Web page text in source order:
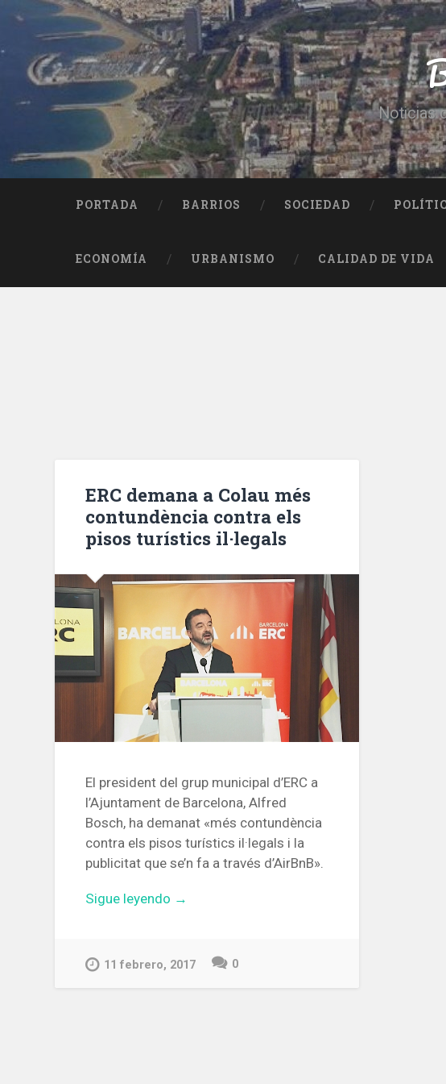
contenido
Buscar
Noticias
PORTADA BARRIOS SOCIEDAD
ECONOMÍA URBANISMO CALIDAD DE VIDA
ERC demana a Colau més
contundència contra els
pisos turístics il·legals
El president del grup municipal d’ERC a
l’Ajuntament de Barcelona, Alfred
Bosch, ha demanat «més contundència
contra els pisos turístics il·legals i la
publicitat que se’n fa a través d’AirBnB».
Sigue leyendo «ERC
Colau
→
11 febrero, 2017 0